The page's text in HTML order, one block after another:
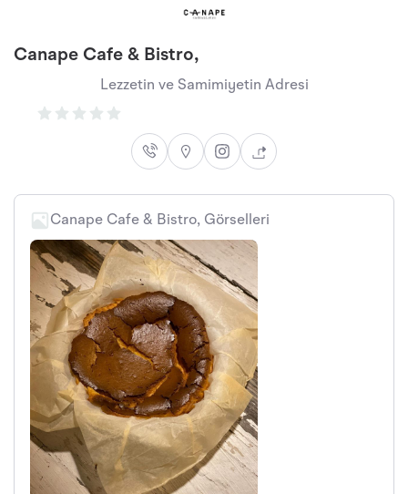
Canape Cafe & Bistro,
Lezzetin ve Samimiyetin Adresi
Canape Cafe & Bistro, Görselleri